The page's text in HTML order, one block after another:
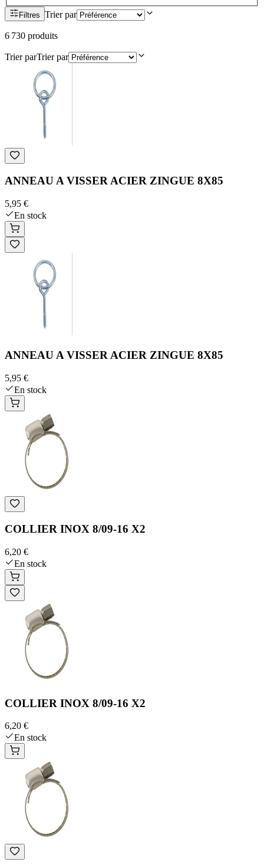
Filtres Trier par
6 730 produits
Trier parTrier par
ANNEAU A VISSER ACIER ZINGUE 8X85
5,95 €
En stock
ANNEAU A VISSER ACIER ZINGUE 8X85
5,95 €
En stock
COLLIER INOX 8/09-16 X2
6,20 €
En stock
COLLIER INOX 8/09-16 X2
6,20 €
En stock